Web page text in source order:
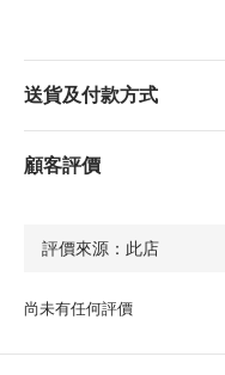
送貨及付款方式
顧客評價
尚未有任何評價